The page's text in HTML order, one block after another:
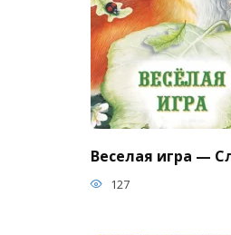
Веселая игра —
127